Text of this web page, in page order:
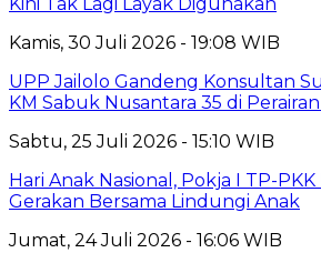
Kamis, 30 Juli 2026 - 19:08 WIB
UPP Jailolo Gandeng Konsultan
KM Sabuk Nusantara 35 di
Sabtu, 25 Juli 2026 - 15:10 WIB
Hari Anak Nasional, Pokja I TP-
Gerakan Bersama Lindungi Anak
Jumat, 24 Juli 2026 - 16:06 WIB